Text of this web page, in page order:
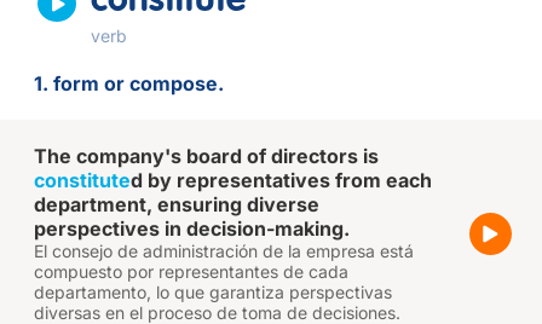
verb
1. form or compose.
The company's board of directors is
constituted by representatives from each
department, ensuring diverse
perspectives in decision-making.
El consejo de administración de la empresa está
compuesto por representantes de cada
departamento, lo que garantiza perspectivas
diversas en el proceso de toma de decisiones.